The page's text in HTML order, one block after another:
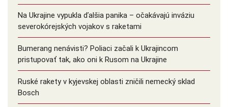
Na Ukrajine vypukla ďalšia panika – očakávajú inváziu
severokórejských vojakov s raketami
Bumerang nenávisti? Poliaci začali k Ukrajincom
pristupovať tak, ako oni k Rusom na Ukrajine
Ruské rakety v kyjevskej oblasti zničili nemecký sklad
Bosch